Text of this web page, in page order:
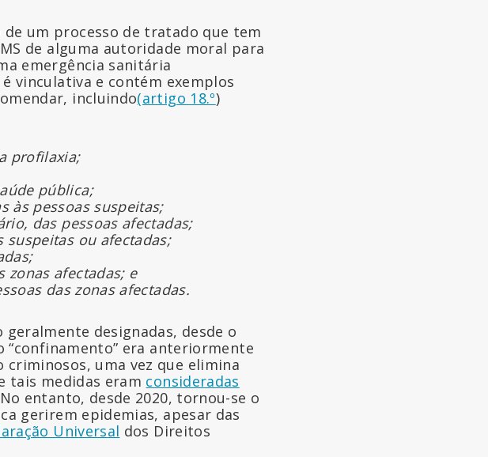
um processo de tratado que tem
de alguma autoridade moral para
emergência sanitária
vinculativa e contém exemplos
incluindo(artigo 18.º)
profilaxia;
pública;
às pessoas suspeitas;
das pessoas afectadas;
suspeitas ou afectadas;
zonas afectadas; e
das zonas afectadas.
designadas, desde o
“confinamento” era anteriormente
criminosos, uma vez que elimina
tais medidas eram consideradas
entanto, desde 2020, tornou-se o
gerirem epidemias, apesar das
Universal dos Direitos